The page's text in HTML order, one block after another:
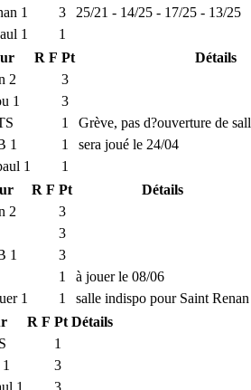
1 3
25/21 - 14/25 - 17/25 - 13/25
1
1
R F Pt
Détails
2
3
1
3
1
Grève, pas d?ouverture de
1 1
sera joué le 24/04
1
1
R F Pt
Détails
2
3
3
1
3
1
à jouer le 08/06
1 1
salle indispo pour Saint Renan
R F Pt Détails
1
3